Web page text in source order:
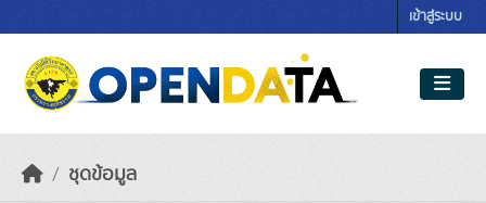
เข้าสู่ระบบ
ชุดข้อมูล